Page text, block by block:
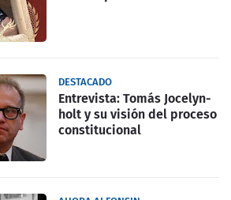
DESTACADO
Entrevista: Tomás Jocelyn-
holt y su visión del proceso
constitucional